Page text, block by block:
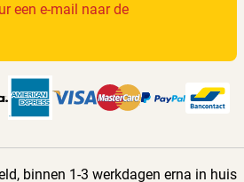
een e-mail naar de
binnen 1-3 werkdagen erna in huis